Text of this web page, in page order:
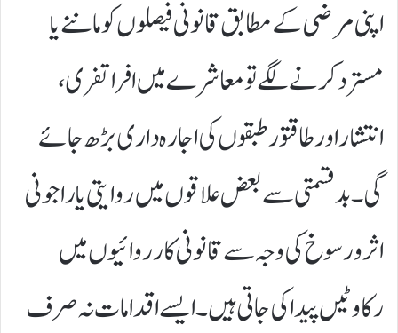
اپنی مرضی کے مطابق قانونی فیصلوں کو ماننے یا
مسترد کرنے لگے تو معاشرے میں افراتفری،
انتشار اور طاقتور طبقوں کی اجارہ داری بڑھ جائے
گی۔ بدقسمتی سے بعض علاقوں میں روایتی یا راجونی
اثر و رسوخ کی وجہ سے قانونی کارروائیوں میں
رکاوٹیں پیدا کی جاتی ہیں۔ ایسے اقدامات نہ صرف